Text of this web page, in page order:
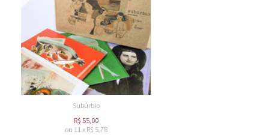
Subúrbio
R$ 55,00
ou 11x R$ 5,78